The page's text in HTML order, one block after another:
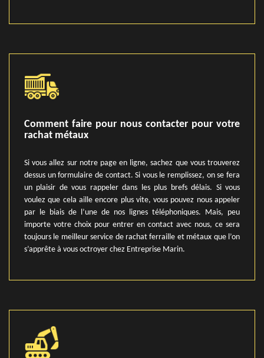
Comment faire pour nous contacter pour votre
rachat métaux
Si vous allez sur notre page en ligne, sachez que vous trouverez
dessus un formulaire de contact. Si vous le remplissez, on se fera
un plaisir de vous rappeler dans les plus brefs délais. Si vous
voulez que cela aille encore plus vite, vous pouvez nous appeler
par le biais de l’une de nos lignes téléphoniques. Mais, peu
importe votre choix pour entrer en contact avec nous, ce sera
toujours le meilleur service de rachat ferraille et métaux que l’on
s’apprête à vous octroyer chez Entreprise Marin.